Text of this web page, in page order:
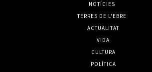
NOTÍCIES
TERRES DE L'EBRE
ACTUALITAT
VIDA
CULTURA
POLÍTICA